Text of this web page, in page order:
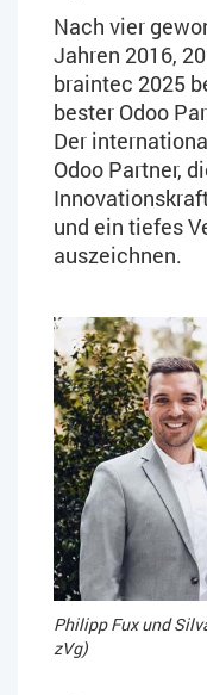
Nach vier
Jahren 2016,
braintec 2025
bester Odoo
Der
Odoo Partner,
und ein tiefes
auszeichnen.
Philipp Fux und
zVg)